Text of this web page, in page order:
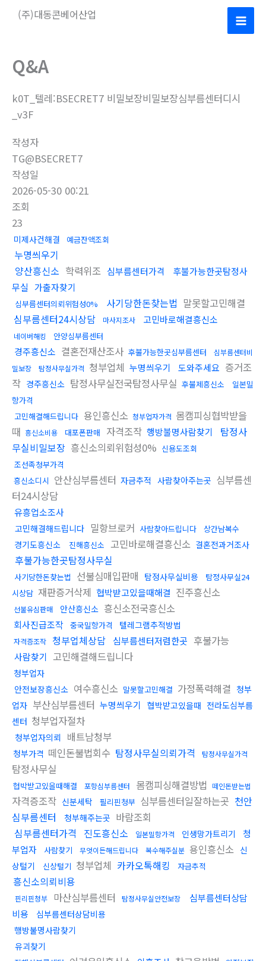
(주)대동콘베어산업
Main
Q&A
k0T_텔레:BSECRET7 비밀보장비밀보장심부름센터디시
_v3F
작성자
TG@BSECRET7
작성일
2026-05-30 00:21
조회
23
미제사건해결 예금잔액조회
누명씌우기
양산흥신소 학력위조 심부름센터가격
후불가능한곳탐정사
무실 가출자찾기
심부름센터의뢰위험성0% 사기당한돈찾는법 말못할고민해결
심부름센터24시상담
마사지조사 고민바로해결흥신소
네이버해킹 안양심부름센터
경주흥신소 결혼전재산조사 후불가능한곳심부름센터
심부름센터비
밀보장
탐정사무실가격 청부업체 누명씌우기 도와주세요 증거조
작 경주흥신소 탐정사무실전국탐정사무실 후불제흥신소
일본밀
항가격
고민해결해드립니다 용인흥신소 청부업자가격 몸캠피싱협박받을
때 흥신소비용 대포폰판매 자격조작 행방불명사람찾기
탐정사
무실비밀보장 흥신소의뢰위험성0% 신용도조회
조선족청부가격
흥신소디시 안산심부름센터 자금추적 사람찾아주는곳 심부름센
터24시상담
유흥업소조사
고민해결해드립니다 밀항브로커 사람찾아드립니다 상간남복수
경기도흥신소 진해흥신소 고민바로해결흥신소 결혼전과거조사
후불가능한곳탐정사무실
사기당한돈찾는법 선불심매입판매 탐정사무실비용
탐정사무실24
시상담 재판증거삭제 협박받고있을때해결 진주흥신소
선불유심판매 안산흥신소 흥신소전국흥신소
회사진급조작 중국밀항가격 텔레그램추적방법
자격증조작 청부업체상담 심부름센터저렴한곳 후불가능
사람찾기 고민해결해드립니다
청부업자
안전보장흥신소 여수흥신소 말못할고민해결 가정폭력해결 청부
업자 부산심부름센터 누명씌우기 협박받고있을때 전라도심부름
센터 청부업자절차
청부업자의뢰 배트남청부
청부가격 떼인돈불법회수 탐정사무실의뢰가격 탐정사무실가격
탐정사무실
협박받고있을때해결 포항심부름센터 몸캠피싱해결방법 떼인돈받는법
자격증조작 신분세탁 필리핀청부 심부름센터일잘하는곳 천안
심부름센터
청부해주는곳 바람조회
심부름센터가격
진도흥신소 일본밀항가격 인생망가트리기
청
부업자
사람찾기 무엇이든해드립니다 복수해주실분 용인흥신소 신
상털기
신상털기 청부업체 카카오톡해킹 자금추적
흥신소의뢰비용
핀리핀청부 마산심부름센터 탐정사무실안전보장
심부름센터상담
비용
심부름센터상담비용
행방불명사람찾기
유괴찾기